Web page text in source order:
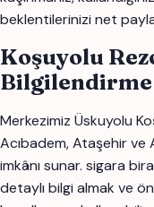
beklentilerinizi net
Koşuyolu
Merkezimiz Üskuyolu
Acıbadem, Ataşehir ve
imkânı sunar. sigara
detaylı bilgi almak ve